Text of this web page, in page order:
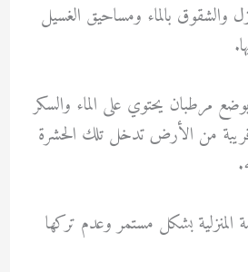
والشقوق بالماء ومساحيق الغسيل
مرطبان يحتوي على الماء والسكر
من الأرض تدخل تلك الحشرة
المنزلية بشكل مستمر وعدم تركها